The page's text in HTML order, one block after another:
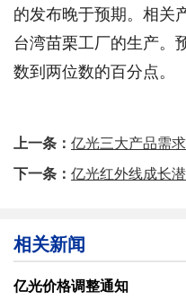
的发布晚于预期。相关
台湾苗栗工厂的生产。
数到两位数的百分点。
上一条： 亿光三大产品需
下一条： 亿光红外线成长
相关新闻
亿光价格调整通知